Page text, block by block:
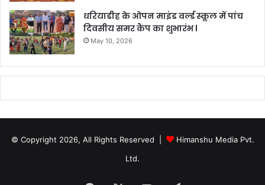
धरियाडीह के ओपन माइंड वर्ल्ड स्कूल में पांच
दिवसीय समर कैंप का शुभारंभ l
May 10, 2026
© Copyright 2026, All Rights Reserved |
Himanshu Media Pvt.
Ltd.